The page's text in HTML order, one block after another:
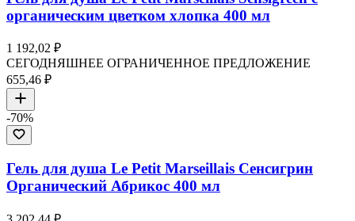
органическим цветком хлопка 400 мл
1 192,02 ₽
СЕГОДНЯШНЕЕ ОГРАНИЧЕННОЕ ПРЕДЛОЖЕНИЕ
655,46 ₽
-70%
Гель для душа Le Petit Marseillais Сенсигрин
Органический Абрикос 400 мл